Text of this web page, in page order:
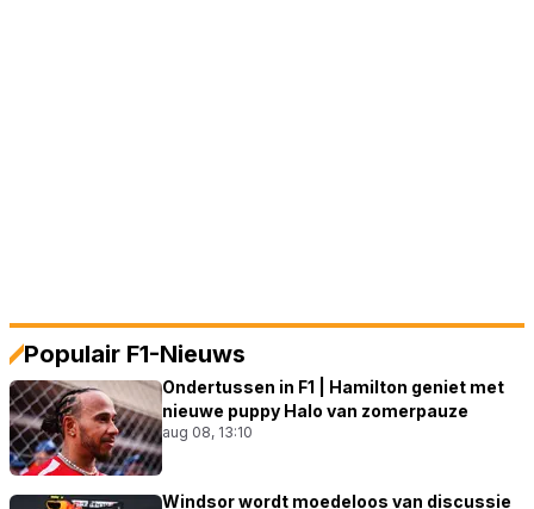
Populair F1-Nieuws
Ondertussen in F1 | Hamilton geniet met
nieuwe puppy Halo van zomerpauze
aug 08, 13:10
Windsor wordt moedeloos van discussie